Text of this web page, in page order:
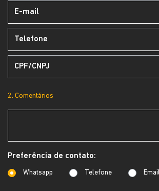
2. Comentários
Preferência de contato:
Whatsapp Telefone Email